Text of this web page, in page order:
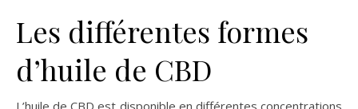
Les différentes formes
d’huile de CBD